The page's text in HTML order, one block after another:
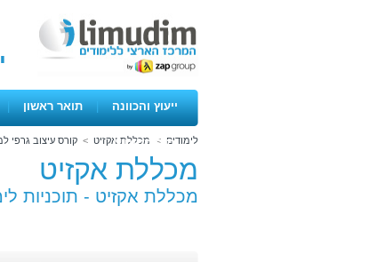
ייעוץ והכוונה | תואר ראשון |
ימים פתוחיםלימודים > מכללת אקזיט > קורס עיצוב גרפי
מכללת אקזיט
מכללת אקזיט - תוכניות